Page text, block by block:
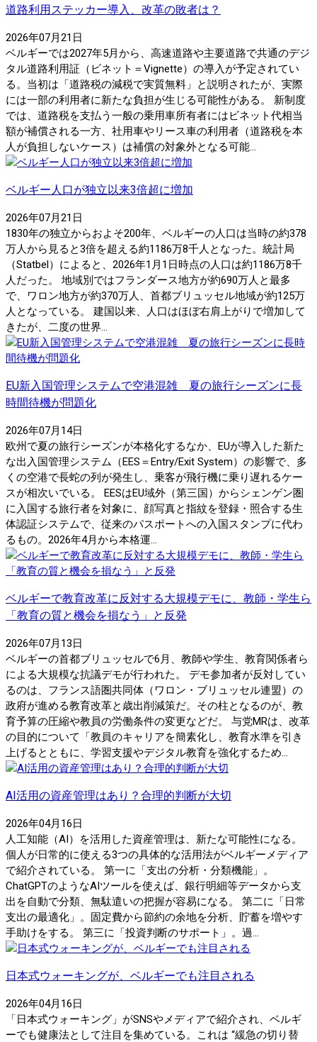
道路利用ステッカー導入、改革の敗者は？
2026年07月21日
ベルギーでは2027年5月から、高速道路や主要道路で共通のデジ
タル道路利用証（ビネット＝Vignette）の導入が予定されてい
る。当初は「道路税の減税で実質無料」と説明されたが、実際
には一部の利用者に新たな負担が生じる可能性がある。 新制度
では、道路税を支払う一般の乗用車所有者にはビネット代相当
額が補償される一方、社用車やリース車の利用者（道路税を本
人が負担しないケース）は補償の対象外となる可能...
ベルギー人口が独立以来3倍超に増加
2026年07月21日
1830年の独立からおよそ200年、ベルギーの人口は当時の約378
万人から見ると3倍を超える約1186万8千人となった。統計局
（Statbel）によると、2026年1月1日時点の人口は約1186万8千
人だった。 地域別ではフランダース地方が約690万人と最多
で、ワロン地方が約370万人、首都ブリュッセル地域が約125万
人となっている。 建国以来、人口はほぼ右肩上がりで増加して
きたが、二度の世界...
EU新入国管理システムで空港混雑 夏の旅行シーズンに長
時間待機が問題化
2026年07月14日
欧州で夏の旅行シーズンが本格化するなか、EUが導入した新た
な出入国管理システム（EES＝Entry/Exit System）の影響で、多
くの空港で長蛇の列が発生し、乗客が飛行機に乗り遅れるケー
スが相次いでいる。 EESはEU域外（第三国）からシェンゲン圏
に入国する旅行者を対象に、顔写真と指紋を登録・照合する生
体認証システムで、従来のパスポートへの入国スタンプに代わ
るもの。2026年4月から本格運...
ベルギーで教育改革に反対する大規模デモに、教師・学生ら
「教育の質と機会を損なう」と反発
2026年07月13日
ベルギーの首都ブリュッセルで6月、教師や学生、教育関係者ら
による大規模な抗議デモが行われた。 デモ参加者が反対してい
るのは、フランス語圏共同体（ワロン・ブリュッセル連盟）の
政府が進める教育改革と歳出削減策だ。その柱となるのが、教
育予算の圧縮や教員の労働条件の変更などだ。 与党MRは、改革
の目的について「教員のキャリアを簡素化し、教育水準を引き
上げるとともに、学習支援やデジタル教育を強化するため...
AI活用の資産管理はあり？合理的判断が大切
2026年04月16日
人工知能（AI）を活用した資産管理は、新たな可能性になる。
個人が日常的に使える3つの具体的な活用法がベルギーメディア
で紹介されている。 第一に「支出の分析・分類機能」。
ChatGPTのようなAIツールを使えば、銀行明細等データから支
出を自動で分類、無駄遣いの把握が容易になる。 第二に「日常
支出の最適化」。固定費から節約の余地を分析、貯蓄を増やす
手助けをする。 第三に「投資判断のサポート」。過...
日本式ウォーキングが、ベルギーでも注目される
2026年04月16日
「日本式ウォーキング」がSNSやメディアで紹介され、ベルギ
ーでも健康法として注目を集めている。これは “緩急の切り替